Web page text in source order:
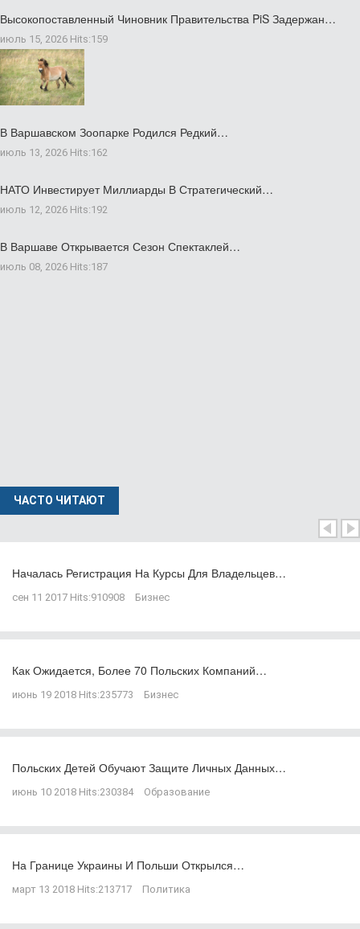
Высокопоставленный Чиновник Правительства PiS Задержан…
июль 15, 2026 Hits:159
В Варшавском Зоопарке Родился Редкий…
июль 13, 2026 Hits:162
НАТО Инвестирует Миллиарды В Стратегический…
июль 12, 2026 Hits:192
В Варшаве Открывается Сезон Спектаклей…
июль 08, 2026 Hits:187
ЧАСТО ЧИТАЮТ
Началась Регистрация На Курсы Для Владельцев…
сен 11 2017 Hits:910908 Бизнес
Как Ожидается, Более 70 Польских Компаний…
июнь 19 2018 Hits:235773 Бизнес
Польских Детей Обучают Защите Личных Данных…
июнь 10 2018 Hits:230384 Образование
На Границе Украины И Польши Открылся…
март 13 2018 Hits:213717 Политика